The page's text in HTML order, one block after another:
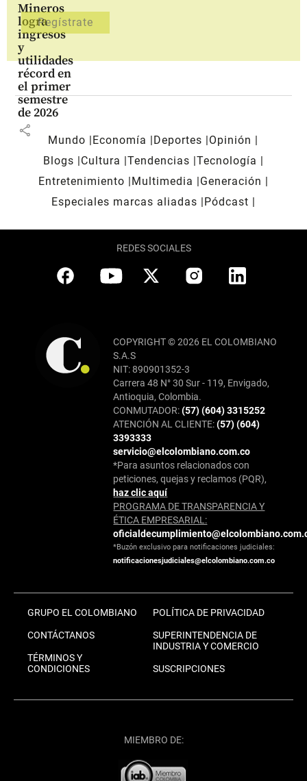
Mineros
logra
ingresos
y
utilidades
récord en
el primer
semestre
de 2026
share
Mundo Economía Deportes
Opinión
Blogs
Cultura Tendencias Tecnología
Entretenimiento
Multimedia
Generación
Especiales marcas aliadas
Pódcast
REDES SOCIALES
COPYRIGHT © 2026 EL COLOMBIANO
S.A.S
NIT: 890901352-3
Carrera 48 N° 30 Sur - 119, Envigado,
Antioquia, Colombia.
CONMUTADOR:(57) (604) 3315252
ATENCIÓN AL CLIENTE:(57) (604)
3393333
servicio@elcolombiano.com.co
*Para asuntos relacionados con
peticiones, quejas y reclamos (PQR),
haz clic aquí
PROGRAMA DE TRANSPARENCIA Y
ÉTICA EMPRESARIAL:
*Buzón exclusivo para notificaciones judiciales:
notificacionesjudiciales@elcolombiano.com.co
GRUPO EL COLOMBIANO
CONTÁCTANOS
TÉRMINOS Y
CONDICIONES
POLÍTICA DE PRIVACIDAD
SUPERINTENDENCIA DE
INDUSTRIA Y COMERCIO
SUSCRIPCIONES
MIEMBRO DE: